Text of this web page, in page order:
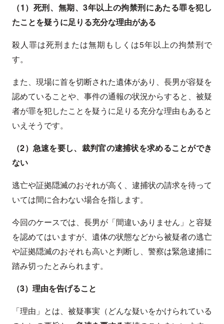
（1）死刑、無期、3年以上の拘禁刑にあたる罪を犯し
たことを疑うに足りる充分な理由がある
殺人罪は死刑または無期もしくは5年以上の拘禁刑で
す。
また、現場に首を切断された遺体があり、長男が容疑を
認めていることや、事件の通報の状況からすると、被疑
者が罪を犯したことを疑うに足りる充分な理由もあると
いえそうです。
（2）急速を要し、裁判官の逮捕状を求めることができ
ない
逃亡や証拠隠滅のおそれが高く、逮捕状の請求を待って
いては間に合わない場合を指します。
今回のケースでは、長男が「間違いありません」と容疑
を認めてはいますが、遺体の状態などから被疑者の逃亡
や証拠隠滅のおそれも高いと判断し、警察は緊急逮捕に
踏み切ったとみられます。
（3）理由を告げること
「理由」とは、被疑事実（どんな疑いをかけられている